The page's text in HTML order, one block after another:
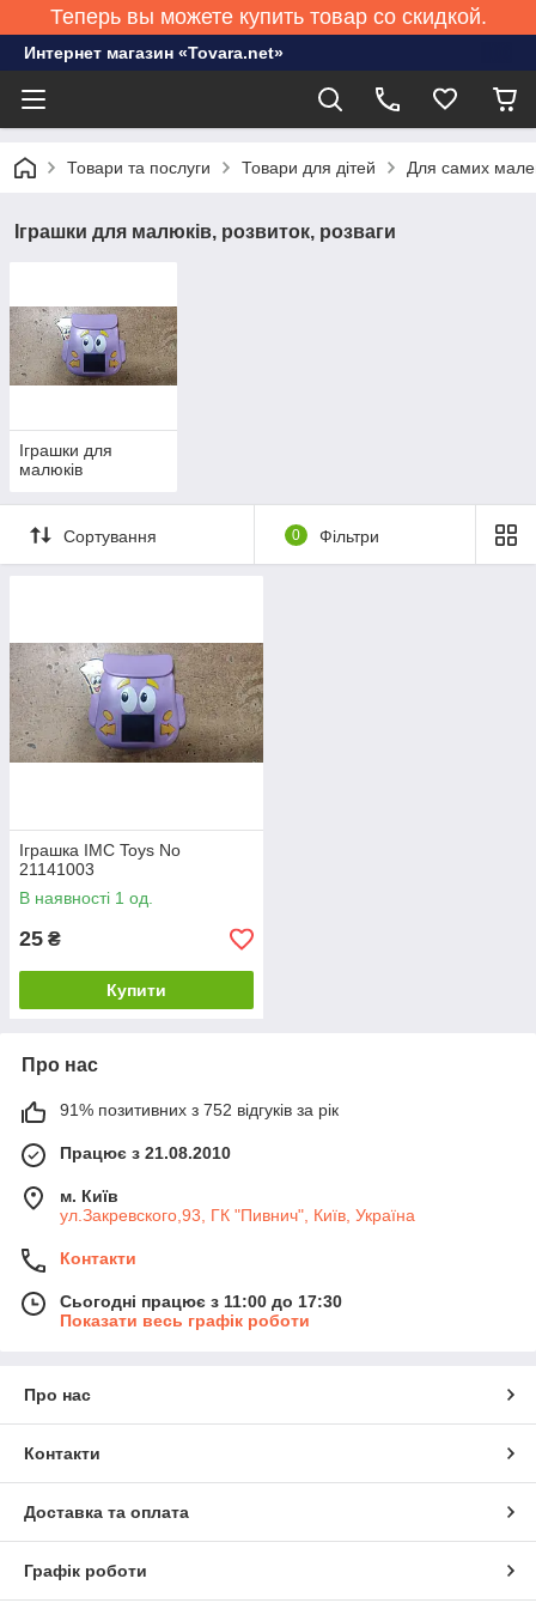
Теперь вы можете купить товар со скидкой.
Интернет магазин «Tovara.net»
Товари та послуги Товари для дітей Для самих
Іграшки для малюків, розвиток, розваги
Іграшки для
малюків
Сортування 0 Фільтри
Іграшка IMC Toys No
21141003
В наявності 1 од.
25 ₴
Купити
Про нас
91% позитивних з 752 відгуків за рік
Працює з 21.08.2010
м. Київ
ул.Закревского,93, ГК "Пивнич", Київ, Україна
Контакти
Сьогодні працює з 11:00 до 17:30
Показати весь графік роботи
Про нас
Контакти
Доставка та оплата
Графік роботи